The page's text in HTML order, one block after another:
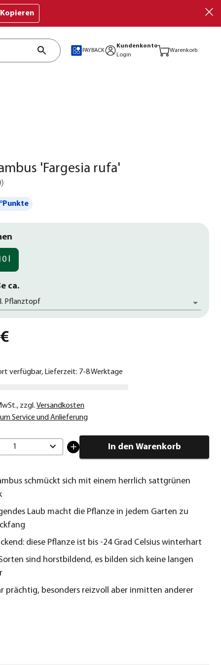
Kopieren
PAYBACK
Kundenkonto
Login
Warenkorb
'Fargesia rufa'
)
l
ca.
Pflanztopf
verfügbar, Lieferzeit: 7-8 Werktage
, zzgl. Versandkosten
Service und Anlieferung
1 In den Warenkorb
schmückt sich mit einem herrlich sattgrünen
Laub macht die Pflanze in jedem Garten zu
diese Pflanze ist bis -24 Grad Celsius winterhart
sind horstbildend, es bilden sich keine langen
prächtig, besonders reizvoll aber inmitten anderer